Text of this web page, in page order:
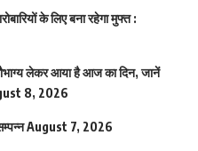
के लिए बना रहेगा मुफ्त :
लेकर आया है आज का दिन, जानें
8, 2026
August 7, 2026